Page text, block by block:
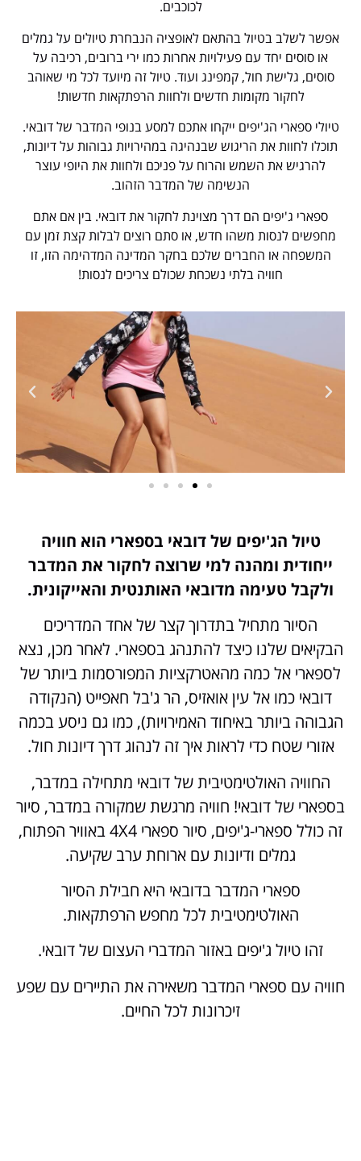
לכוכבים.
אפשר לשלב בטיול בהתאם לאופציה הנבחרת טיולים על גמלים
או סוסים יחד עם פעילויות אחרות כמו ירי ברובים, רכיבה על
סוסים, גלישת חול, קמפינג ועוד. טיול זה מיועד לכל מי שאוהב
לחקור מקומות חדשים ולחוות הרפתקאות חדשות!
טיולי ספארי הג'יפים ייקחו אתכם למסע בנופי המדבר של דובאי.
תוכלו לחוות את הריגוש שבנהיגה במהירויות גבוהות על דיונות,
להרגיש את השמש והרוח על פניכם ולחוות את היופי עוצר
הנשימה של המדבר הזהוב.
ספארי ג'יפים הם דרך מצוינת לחקור את דובאי. בין אם אתם
מחפשים לנסות משהו חדש, או סתם רוצים לבלות קצת זמן עם
המשפחה או החברים שלכם בחקר המדינה המדהימה הזו, זו
חוויה בלתי נשכחת שכולם צריכים לנסות!
טיול הג'יפים של דובאי בספארי הוא חוויה
ייחודית ומהנה למי שרוצה לחקור את המדבר
ולקבל טעימה מדובאי האותנטית והאייקונית.
הסיור מתחיל בתדרוך קצר של אחד המדריכים
הבקיאים שלנו כיצד להתנהג בספארי. לאחר מכן, נצא
לספארי אל כמה מהאטרקציות המפורסמות ביותר של
דובאי כמו אל עין אואזיס, הר ג'בל חאפייט (הנקודה
הגבוהה ביותר באיחוד האמירויות), כמו גם ניסע בכמה
אזורי שטח כדי לראות איך זה לנהוג דרך דיונות חול.
החוויה האולטימטיבית של דובאי מתחילה במדבר,
בספארי של דובאי! חוויה מרגשת שמקורה במדבר, סיור
זה כולל ספארי-ג'יפים, סיור ספארי 4X4 באוויר הפתוח,
גמלים ודיונות עם ארוחת ערב שקיעה.
ספארי המדבר בדובאי היא חבילת הסיור
האולטימטיבית לכל מחפש הרפתקאות.
זהו טיול ג'יפים באזור המדברי העצום של דובאי.
חוויה עם ספארי המדבר משאירה את התיירים עם שפע
זיכרונות לכל החיים.